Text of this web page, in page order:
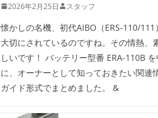
2026年2月25日 スタッフ
懐かしの名機、初代AIBO（ERS-110/111
大切にされているのですね。その情熱、
しいです！ バッテリー型番 ERA-110B
に、オーナーとして知っておきたい関連
ガイド形式でまとめました。 &